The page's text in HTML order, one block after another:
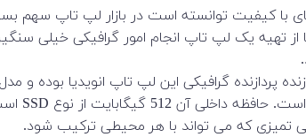
را دارد؛ اگر هدف شما از تهیه یک لپ تاپ انجام امور